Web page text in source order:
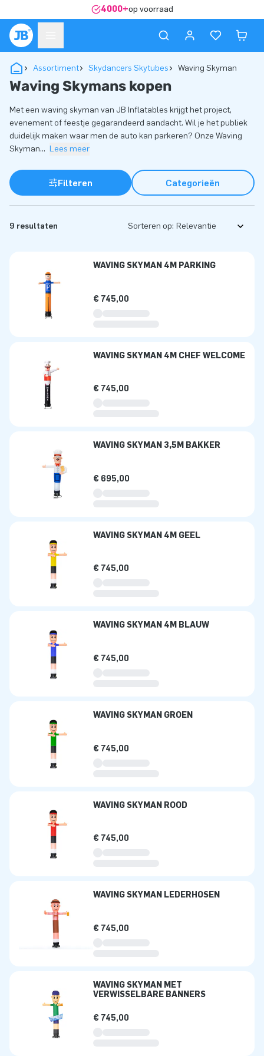
4000+op voorraad
Assortiment Skydancers Skytubes Waving Skyman
Waving Skymans kopen
Met een waving skyman van JB Inflatables krijgt het project,
evenement of feestje gegarandeerd aandacht. Wil je het publiek
duidelijk maken waar men de auto kan parkeren? Onze Waving
Skyman... Lees meer
Filteren Categorieën
9 resultaten Sorteren op:
WAVING SKYMAN 4M PARKING
€ 745,00
WAVING SKYMAN 4M CHEF WELCOME
€ 745,00
WAVING SKYMAN 3,5M BAKKER
€ 695,00
WAVING SKYMAN 4M GEEL
€ 745,00
WAVING SKYMAN 4M BLAUW
€ 745,00
WAVING SKYMAN GROEN
€ 745,00
WAVING SKYMAN ROOD
€ 745,00
WAVING SKYMAN LEDERHOSEN
€ 745,00
WAVING SKYMAN MET
VERWISSELBARE BANNERS
€ 745,00